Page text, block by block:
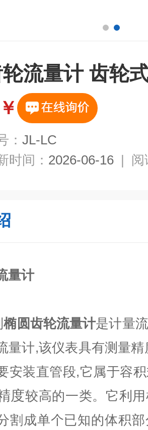
流量计 齿轮
￥
： JL-LC
时间： 2026-06-16 | 阅
量计
椭圆齿轮流量计是计量
量计,该仪表具有测量
安装直管段,它 属于容
度较高的一类。它利
割成单个已知的体积